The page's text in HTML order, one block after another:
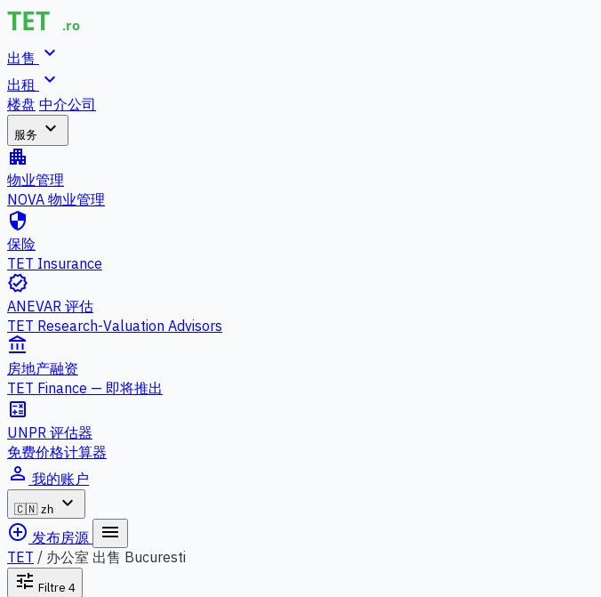
出售 expand_more
出租 expand_more
楼盘 中介公司
服务 expand_more
apartment
物业管理
NOVA 物业管理
security
保险
TET Insurance
verified
ANEVAR 评估
TET Research-Valuation Advisors
account_balance
房地产融资
TET Finance — 即将推出
calculate
UNPR 评估器
免费价格计算器
person_outline 我的账户
🇨🇳 zh
expand_more
add_circle_outline 发布房源 menu
TET / 办公室 出售 Bucuresti
tune Filtre 4